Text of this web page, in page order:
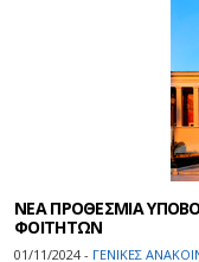
ΝΕΑ ΠΡΟΘΕΣΜΙΑ
ΦΟΙΤΗΤΩΝ
01/11/2024 - ΓΕΝΙΚΕΣ